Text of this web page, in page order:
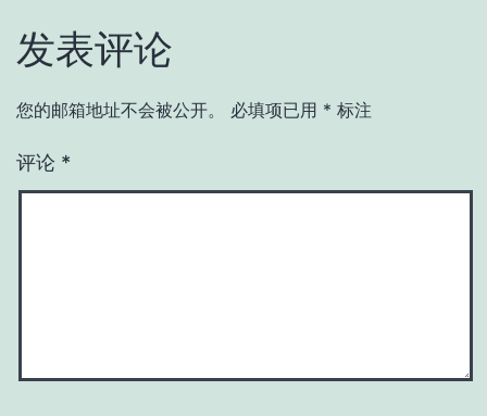
发表评论
您的邮箱地址不会被公开。 必填项已用 * 标注
评论 *